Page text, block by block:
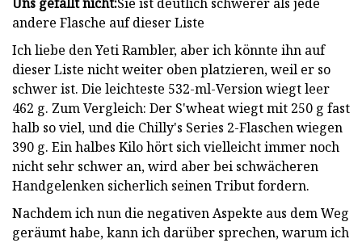
andere Flasche auf dieser Liste
Ich liebe den Yeti Rambler, aber ich könnte ihn auf
dieser Liste nicht weiter oben platzieren, weil er so
schwer ist. Die leichteste 532-ml-Version wiegt leer
462 g. Zum Vergleich: Der S'wheat wiegt mit 250 g fast
halb so viel, und die Chilly's Series 2-Flaschen wiegen
390 g. Ein halbes Kilo hört sich vielleicht immer noch
nicht sehr schwer an, wird aber bei schwächeren
Handgelenken sicherlich seinen Tribut fordern.
Nachdem ich nun die negativen Aspekte aus dem Weg
geräumt habe, kann ich darüber sprechen, warum ich